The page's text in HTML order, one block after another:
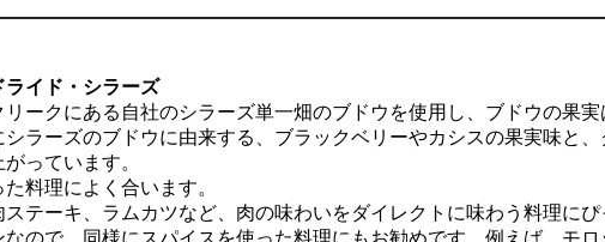
イド・シラーズ
ークにある自社のシラーズ単一畑のブドウを使用し、ブドウの果
ラーズのブドウに由来する、ブラックベリーやカシスの果実味と
っています。
料理によく合います。
テーキ、ラムカツなど、肉の味わいをダイレクトに味わう料理にぴ
ので、同様にスパイスを使った料理にもお勧めです。例えば、モ